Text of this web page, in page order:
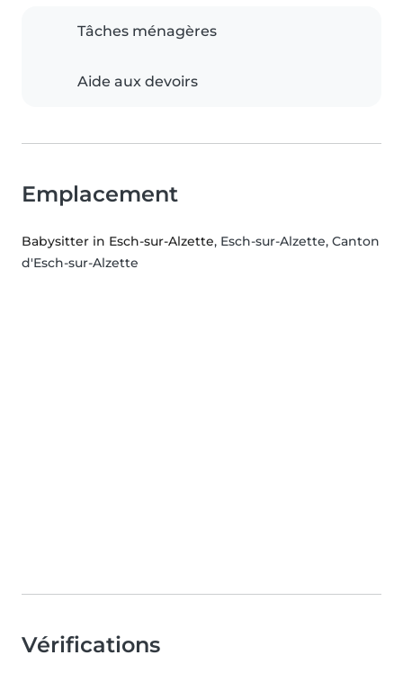
Tâches ménagères
Aide aux devoirs
Emplacement
Babysitter in Esch-sur-Alzette, Esch-sur-Alzette, Canton
d'Esch-sur-Alzette
Vérifications